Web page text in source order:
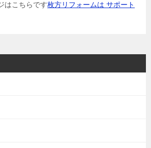
はこちらです枚方リフォームは サポート